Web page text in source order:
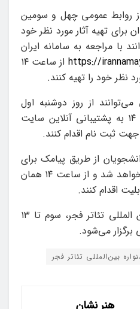
روابط عمومی چهل و سومین
برای تهیه آثار مورد نظر خود
با مراجعه به سامانه ایران
https://
از ساعت ۱۴
نظر خود را تهیه کنند.
از روز دوشنبه اول
بهمن از ساعت ۹ صبح الی ۱۴ به پشتیبانی آنلاین سایت
ثبت نام اقدام کنند.
از طریق پیامک برای
دانشجویان متقاضی ارسال خواهد شد و از ساعت ۱۴ همان
اقدام کنند.
چهل و سومین جشنواره بین المللی تئاتر فجر، سوم تا ۱۳
برگزار می‌شود.
بین‌المللی تئاتر فجر
هنر نشان